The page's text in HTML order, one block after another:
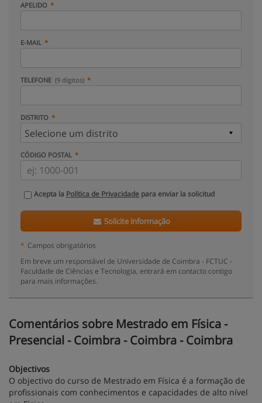
APELIDO
E-MAIL
TELEFONE (9 dígitos)
DISTRITO
CÓDIGO POSTAL
Acepta la Política de Privacidade para enviar la solicitud
Solicite informação
* Campos obrigatórios
Em breve um responsável de Universidade de Coimbra - FCTUC -
Faculdade de Ciências e Tecnologia, entrará em contacto contigo
para mais informações.
Comentários sobre Mestrado em Física -
Presencial - Coimbra - Coimbra - Coimbra
Objectivos
O objectivo do curso de Mestrado em Física é a formação de
profissionais com conhecimentos e capacidades de alto nível